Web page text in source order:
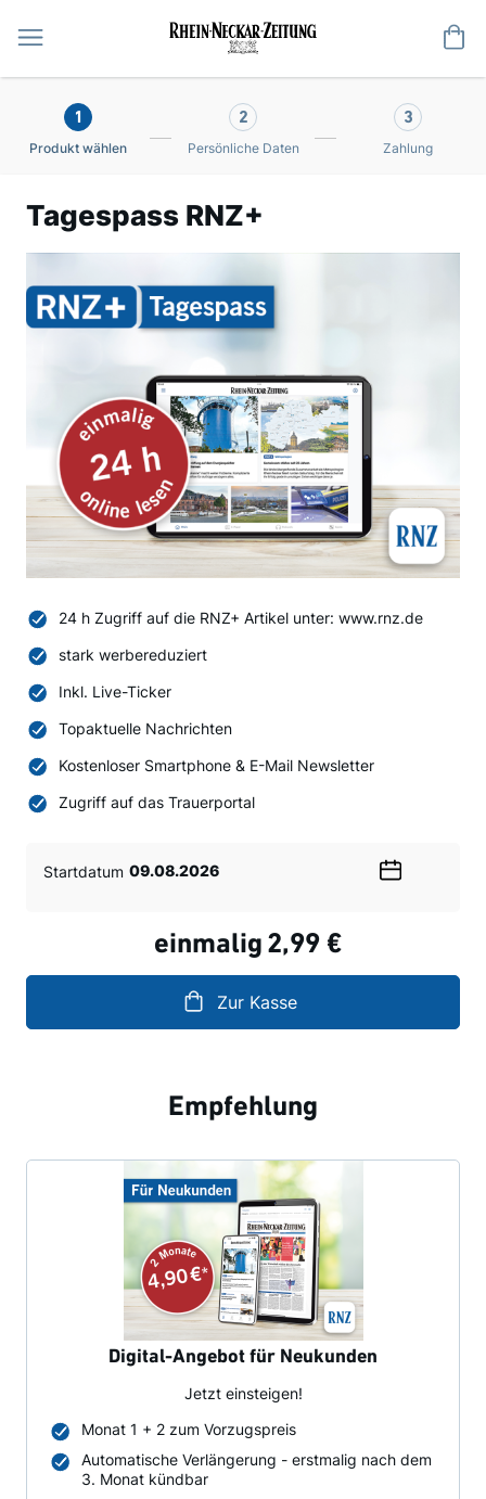
1
Produkt wählen
2
Persönliche Daten
3
Zahlung
Tagespass RNZ+
24 h Zugriff auf die RNZ+ Artikel unter: www.rnz.de
stark werbereduziert
Inkl. Live-Ticker
Topaktuelle Nachrichten
Kostenloser Smartphone & E-Mail Newsletter
Zugriff auf das Trauerportal
Startdatum
einmalig 2,99 €
Zur Kasse
Empfehlung
Digital-Angebot für Neukunden
Jetzt einsteigen!
Monat 1 + 2 zum Vorzugspreis
Automatische Verlängerung - erstmalig nach dem
3. Monat kündbar